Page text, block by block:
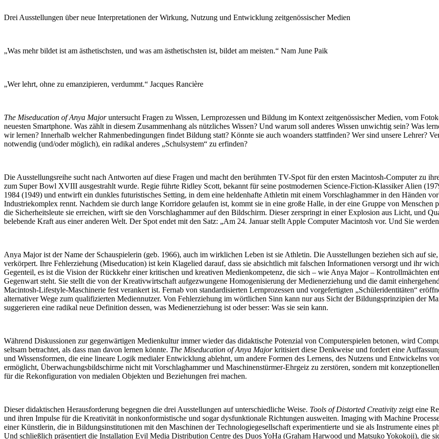
Drei Ausstellungen über neue Interpretationen der Wirkung, Nutzung und Entwicklung zeitgenössischer Medien
„Was mehr bildet ist am ästhetischsten, und was am ästhetischsten ist, bildet am meisten.“ Nam June Paik
„Wer lehrt, ohne zu emanzipieren, verdummt.“ Jacques Rancière
The Miseducation of Anya Majoruntersucht Fragen zu Wissen, Lernprozessen und Bildung im Kontext zeitgenössischer Medien, vom
neuesten Smartphone. Was zählt in diesem Zusammenhang als nützliches Wissen? Und warum soll anderes Wissen unwichtig sein? Was
wir lernen? Innerhalb welcher Rahmenbedingungen findet Bildung statt? Könnte sie auch woanders stattfinden? Wer sind unsere Lehrer?
notwendig (und/oder möglich), ein radikal anderes „Schulsystem“ zu erfinden?
Die Ausstellungsreihe sucht nach Antworten auf diese Fragen und macht den berühmten TV-Spot für den ersten Macintosh-Computer zu
zum Super Bowl XVIII ausgestrahlt wurde. Regie führte Ridley Scott, bekannt für seine postmodernen Science-Fiction-Klassiker Alien
1984 (1949) und entwirft ein dunkles futuristisches Setting, in dem eine heldenhafte Athletin mit einem Vorschlaghammer in den Händen
Industriekomplex rennt. Nachdem sie durch lange Korridore gelaufen ist, kommt sie in eine große Halle, in der eine Gruppe von
die Sicherheitsleute sie erreichen, wirft sie den Vorschlaghammer auf den Bildschirm. Dieser zerspringt in einer Explosion aus Licht, und
belebende Kraft aus einer anderen Welt. Der Spot endet mit den Satz: „Am 24. Januar stellt Apple Computer Macintosh vor. Und Sie
Anya Major ist der Name der Schauspielerin (geb. 1966), auch im wirklichen Leben ist sie Athletin. Die Ausstellungen beziehen sich auf
verkörpert. Ihre Fehlerziehung (Miseducation) ist kein Klagelied darauf, dass sie absichtlich mit falschen Informationen versorgt und ihr
Gegenteil, es ist die Vision der Rückkehr einer kritischen und kreativen Medienkompetenz, die sich – wie Anya Major – Kontrollmächten
Gegenwart steht. Sie stellt die von der Kreativwirtschaft aufgezwungene Homogenisierung der Medienerziehung und die damit
Macintosh-Lifestyle-Maschinerie fest verankert ist. Fernab von standardisierten Lernprozessen und vorgefertigten „Schüleridentitäten“
alternativer Wege zum qualifizierten Mediennutzer. Von Fehlerziehung im wörtlichen Sinn kann nur aus Sicht der Bildungsprinzipien der
suggerieren eine radikal neue Definition dessen, was Medienerziehung ist oder besser: Was sie sein kann.
Während Diskussionen zur gegenwärtigen Medienkultur immer wieder das didaktische Potenzial von Computerspielen betonen, wird
seltsam betrachtet, als dass man davon lernen könnte. The Miseducation of Anya Majorkritisiert diese Denkweise und fordert eine
und Wissensformen, die eine lineare Logik medialer Entwicklung ablehnt, um andere Formen des Lernens, des Nutzens und Entwickelns
ermöglicht, Überwachungsbildschirme nicht mit Vorschlaghammer und Maschinenstürmer-Ehrgeiz zu zerstören, sondern mit
für die Rekonfiguration von medialen Objekten und Beziehungen frei machen.
Dieser didaktischen Herausforderung begegnen die drei Ausstellungen auf unterschiedliche Weise. Tools of Distorted Creativity zeigt eine
und ihren Impulse für die Kreativität in nonkonformistische und sogar dysfunktionale Richtungen ausweiten. Imaging with Machine
einer Künstlerin, die in Bildungsinstitutionen mit den Maschinen der Technologiegesellschaft experimentierte und sie als Instrumente eines
Und schließlich präsentiert die Installation Evil Media Distribution Centre des Duos YoHa (Graham Harwood und Matsuko Yokokoji), die